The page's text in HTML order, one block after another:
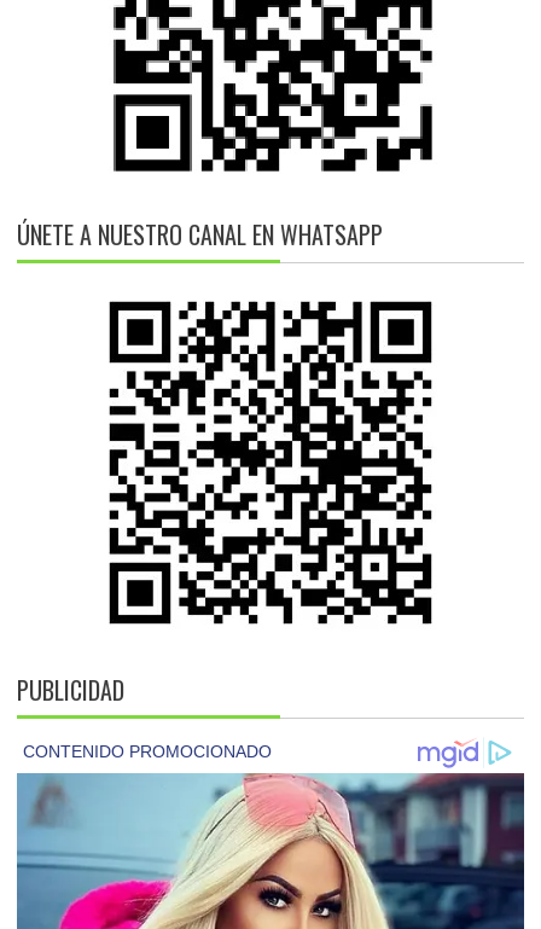
ÚNETE A NUESTRO CANAL EN WHATSAPP
PUBLICIDAD